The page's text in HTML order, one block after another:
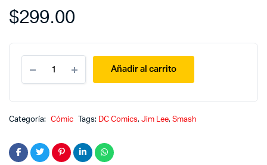
$299.00
League
5
siempre
Añadir al carrito
Categoría: Cómic Tags: DC Comics,Jim Lee, Smash